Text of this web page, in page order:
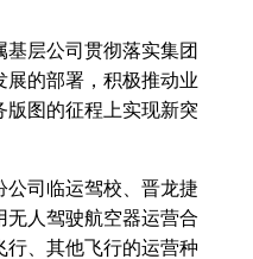
层公司贯彻落实集团
展的部署，积极推动业
版图的征程上实现新突
公司临运驾校、晋龙捷
无人驾驶航空器运营合
行、其他飞行的运营种